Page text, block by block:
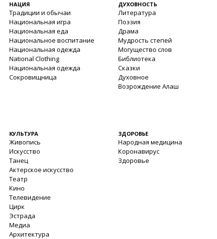
НАЦИЯ
Традиции и обычаи
Национальная игра
Национальная еда
Национальное воспитание
Национальная одежда
National Clothing
Национальная одежда
Сокровищница
ДУХОВНОСТЬ
Литература
Поэзия
Драма
Мудрость степей
Могущество слов
Библиотека
Сказки
Духовное
Возрождение Алаш
КУЛЬТУРА
Живопись
Искусство
Танец
Актерское искусство
Театр
Кино
Телевидение
Цирк
Эстрада
Медиа
Архитектура
ЗДОРОВЬЕ
Народная медицина
Коронавирус
Здоровье